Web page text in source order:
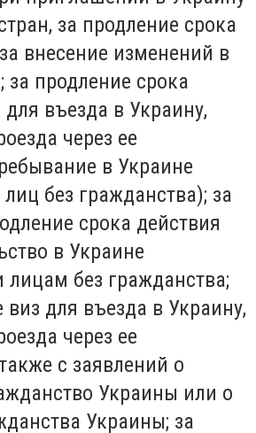
за продление срока
внесение изменений в
за продление срока
въезда в Украину,
через ее
в Украине
без гражданства); за
срока действия
в Украине
лицам без гражданства;
для въезда в Украину,
через ее
с заявлений о
Украины или о
Украины; за